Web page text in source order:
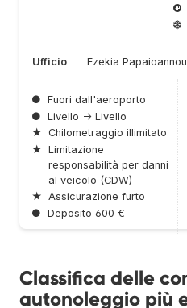
Ufficio Ezekia
● Fuori dall'aeroporto
● Livello → Livello
★ Chilometraggio illimitato
★ Limitazione
responsabilità per danni
al veicolo (CDW)
★ Assicurazione furto
● Deposito 600 €
Classifica delle
autonoleggio più